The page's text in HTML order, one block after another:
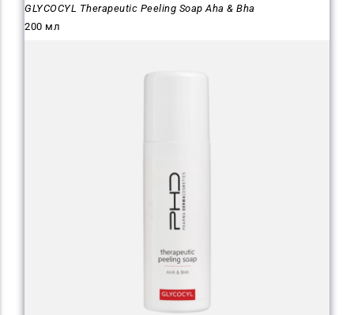
GLYCOCYL Therapeutic Peeling Soap Aha & Bha
200 мл